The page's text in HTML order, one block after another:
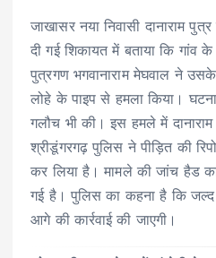
जाखासर नया निवासी दानाराम
दी गई शिकायत में बताया कि गांव के
पुत्रगण भगवानाराम मेघवाल ने
लोहे के पाइप से हमला किया। घटना
गलौच भी की। इस हमले में
श्रीडूंगरगढ़ पुलिस ने पीड़ित की
कर लिया है। मामले की जांच हैड
गई है। पुलिस का कहना है कि जल्द
आगे की कार्रवाई की जाएगी।